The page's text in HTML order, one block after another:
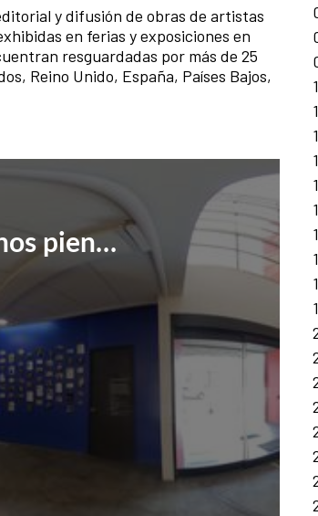
y difusión de obras de artistas
en ferias y exposiciones en
resguardadas por más de 25
Reino Unido, España, Países Bajos,
Cuando escribo obras, mis manos piensan libros